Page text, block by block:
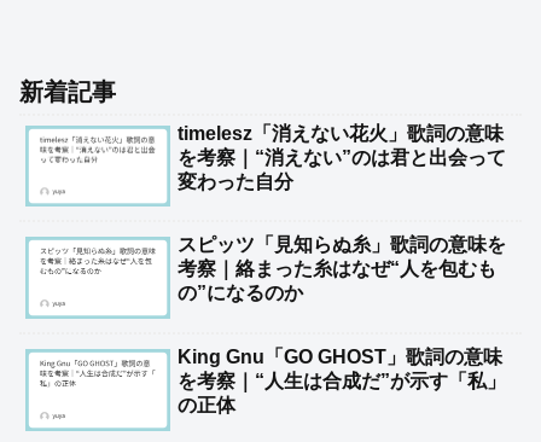
新着記事
timelesz「消えない花火」歌詞の意味
を考察｜“消えない”のは君と出会って
変わった自分
スピッツ「見知らぬ糸」歌詞の意味を
考察｜絡まった糸はなぜ“人を包むも
の”になるのか
King Gnu「GO GHOST」歌詞の意味
を考察｜“人生は合成だ”が示す「私」
の正体